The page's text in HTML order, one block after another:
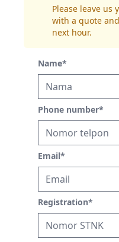
Please leave us
with a quote
next hour.
Name*
Phone number*
Email*
Registration*